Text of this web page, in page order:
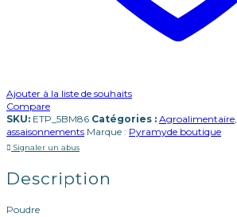
Ajouter à la liste de souhaits
Compare
SKU: ETP_5BM86 Catégories : Agroalimentaire,
assaisonnements Marque : Pyramyde boutique
Signaler un abus
Description
Poudre